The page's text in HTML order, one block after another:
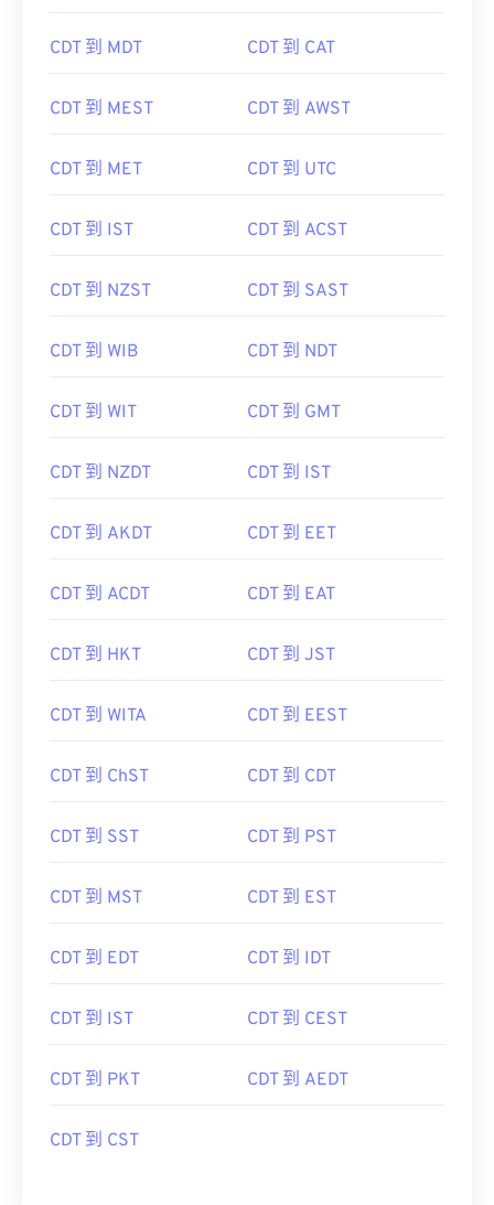
CDT 到 MDT CDT 到 CAT
CDT 到 MEST CDT 到 AWST
CDT 到 MET CDT 到 UTC
CDT 到 IST CDT 到 ACST
CDT 到 NZST CDT 到 SAST
CDT 到 WIB CDT 到 NDT
CDT 到 WIT CDT 到 GMT
CDT 到 NZDT CDT 到 IST
CDT 到 AKDT CDT 到 EET
CDT 到 ACDT CDT 到 EAT
CDT 到 HKT CDT 到 JST
CDT 到 WITA CDT 到 EEST
CDT 到 ChST CDT 到 CDT
CDT 到 SST CDT 到 PST
CDT 到 MST CDT 到 EST
CDT 到 EDT CDT 到 IDT
CDT 到 IST CDT 到 CEST
CDT 到 PKT CDT 到 AEDT
CDT 到 CST